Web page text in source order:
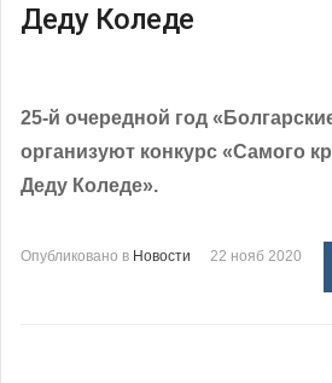
Деду Коледе
25-й очередной год
организуют конкурс «Самого
Деду Коледе».
Опубликовано в Новости 22 нояб 2020